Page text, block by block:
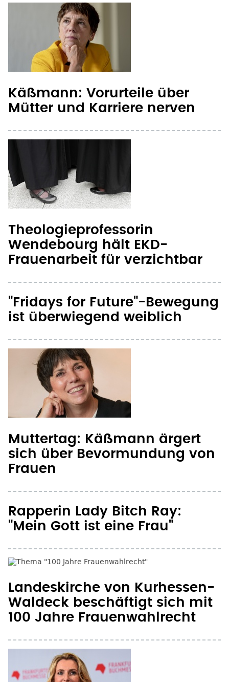
Käßmann: Vorurteile über
Mütter und Karriere nerven
Theologieprofessorin
Wendebourg hält EKD-
Frauenarbeit für verzichtbar
"Fridays for Future"-Bewegung
ist überwiegend weiblich
Muttertag: Käßmann ärgert
sich über Bevormundung von
Frauen
Rapperin Lady Bitch Ray:
"Mein Gott ist eine Frau"
Landeskirche von Kurhessen-
Waldeck beschäftigt sich mit
100 Jahre Frauenwahlrecht